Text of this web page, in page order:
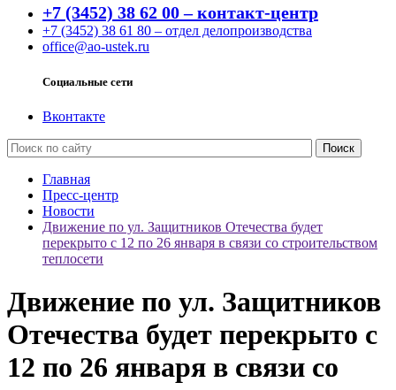
+7 (3452) 38 62 00 – контакт-центр
+7 (3452) 38 61 80 – отдел делопроизводства
office@ao-ustek.ru
Социальные сети
Вконтакте
Главная
Пресс-центр
Новости
Движение по ул. Защитников Отечества будет
перекрыто с 12 по 26 января в связи со строительством
теплосети
Движение по ул. Защитников
Отечества будет перекрыто с
12 по 26 января в связи со